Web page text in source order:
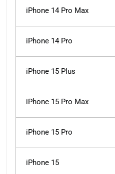
iPhone 14 Pro Max
iPhone 14 Pro
iPhone 15 Plus
iPhone 15 Pro Max
iPhone 15 Pro
iPhone 15